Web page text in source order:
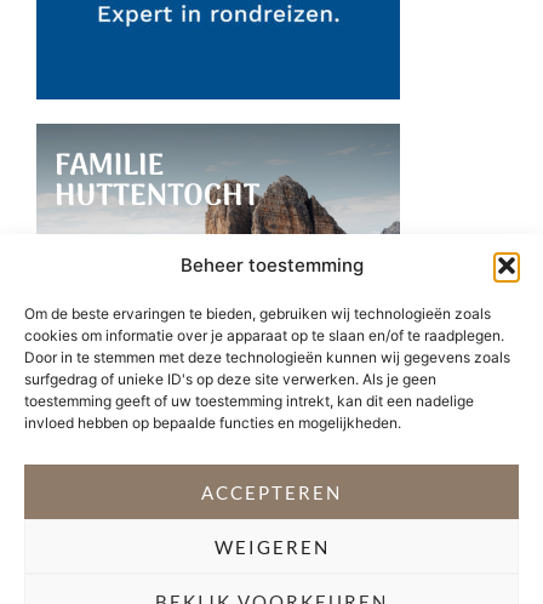
Beheer toestemming
Om de beste ervaringen te bieden, gebruiken wij technologieën zoals
cookies om informatie over je apparaat op te slaan en/of te raadplegen.
Door in te stemmen met deze technologieën kunnen wij gegevens zoals
surfgedrag of unieke ID's op deze site verwerken. Als je geen
toestemming geeft of uw toestemming intrekt, kan dit een nadelige
invloed hebben op bepaalde functies en mogelijkheden.
ACCEPTEREN
WEIGEREN